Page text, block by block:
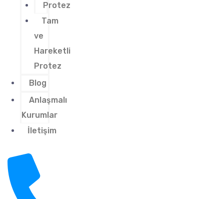
Protez
Tam
ve
Hareketli
Protez
Blog
Anlaşmalı
Kurumlar
İletişim